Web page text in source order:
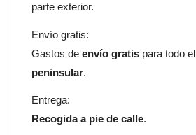
parte exterior.
Envío gratis:
Gastos de envío gratis para todo el
peninsular.
Entrega:
Recogida a pie de calle.